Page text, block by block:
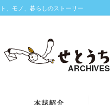
、モノ、暮らしのストーリー
ARCHIVES